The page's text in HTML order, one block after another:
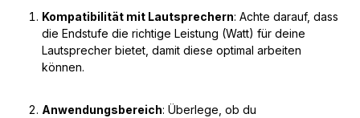
Kompatibilität mit Lautsprechern: Achte darauf, dass
die Endstufe die richtige Leistung (Watt) für deine
Lautsprecher bietet, damit diese optimal arbeiten
können.
Anwendungsbereich: Überlege, ob du